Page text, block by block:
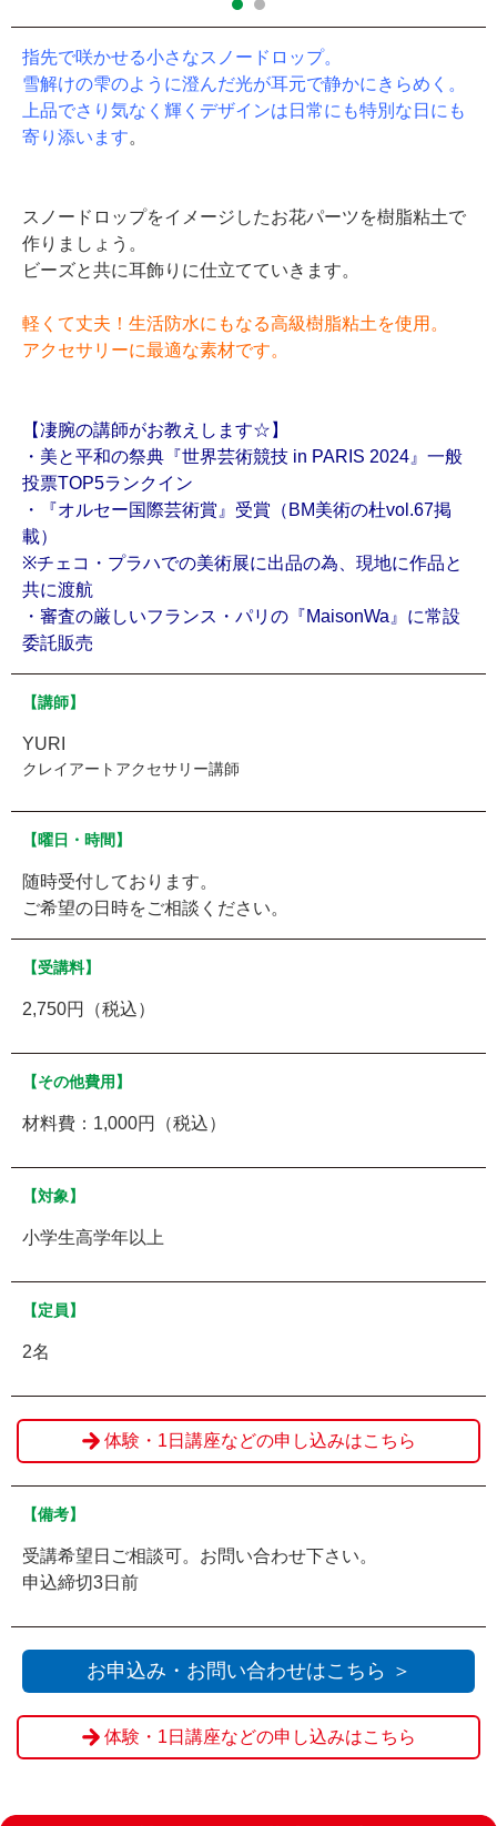
指先で咲かせる小さなスノードロップ。
雪解けの雫のように澄んだ光が耳元で静かにきらめく。
上品でさり気なく輝くデザインは日常にも特別な日にも
寄り添います。
スノードロップをイメージしたお花パーツを樹脂粘土で
作りましょう。
ビーズと共に耳飾りに仕立てていきます。
軽くて丈夫！生活防水にもなる高級樹脂粘土を使用。
アクセサリーに最適な素材です。
【凄腕の講師がお教えします☆】
・美と平和の祭典『世界芸術競技 in PARIS 2024』一般
投票TOP5ランクイン
・『オルセー国際芸術賞』受賞（BM美術の杜vol.67掲
載）
※チェコ・プラハでの美術展に出品の為、現地に作品と
共に渡航
・審査の厳しいフランス・パリの『MaisonWa』に常設
委託販売
【講師】
YURI
クレイアートアクセサリー講師
【曜日・時間】
随時受付しております。
ご希望の日時をご相談ください。
【受講料】
2,750円（税込）
【その他費用】
材料費：1,000円（税込）
【対象】
小学生高学年以上
【定員】
2名
体験・1日講座などの申し込みはこちら
【備考】
受講希望日ご相談可。お問い合わせ下さい。
申込締切3日前
お申込み・お問い合わせはこちら ＞
体験・1日講座などの申し込みはこちら